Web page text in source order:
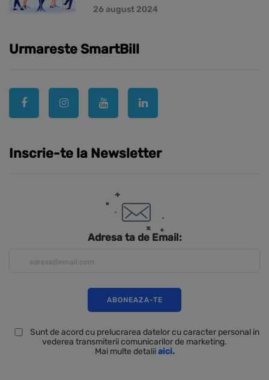
26 august 2024
Urmareste SmartBill
Inscrie-te la Newsletter
Adresa ta de Email:
Sunt de acord cu prelucrarea datelor cu caracter personal in
vederea transmiterii comunicarilor de marketing.
Mai multe detaliiaici.